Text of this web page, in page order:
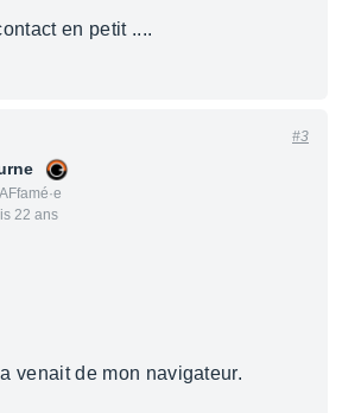
en petit ....
22 ans
#3
venait de mon navigateur.